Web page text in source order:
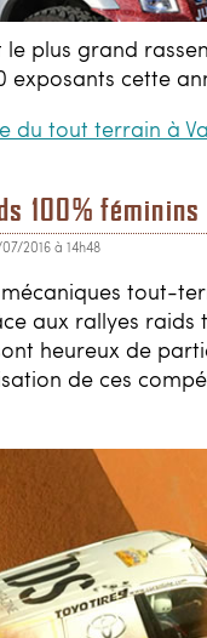
le plus grand
exposants cette
du tout terrain à
100% féminins
2016 à 14h48
tout-
aux rallyes raids
heureux de
de ces